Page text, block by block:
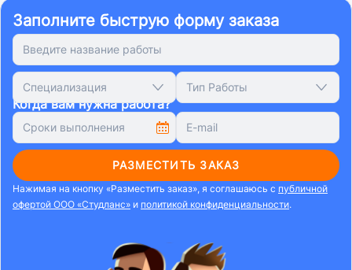
Заполните быструю форму заказа
Специализация Тип Работы
Когда вам нужна работа?
РАЗМЕСТИТЬ ЗАКАЗ
Нажимая на кнопку «Разместить заказ», я соглашаюсь с публичной
офертой ООО «Студланс» и политикой конфиденциальности.